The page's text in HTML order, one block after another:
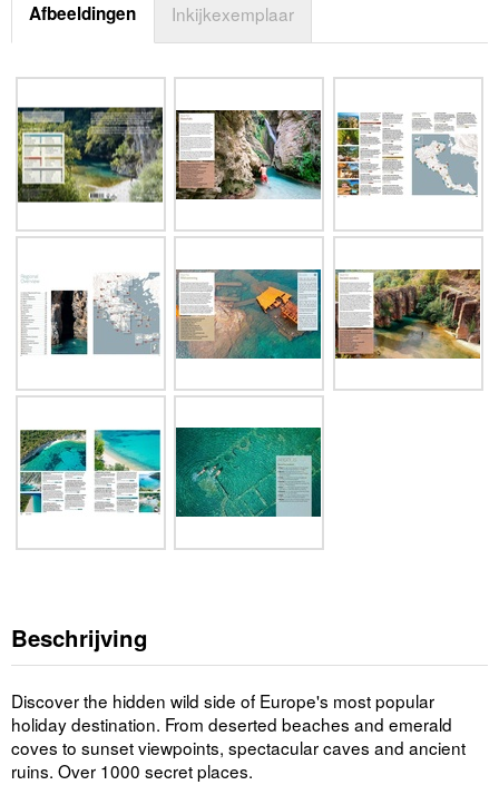
Afbeeldingen Inkijkexemplaar
Beschrijving
Discover the hidden wild side of Europe's most popular
holiday destination. From deserted beaches and emerald
coves to sunset viewpoints, spectacular caves and ancient
ruins. Over 1000 secret places.